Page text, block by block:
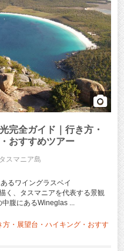
完全ガイド｜行き方・
おすすめツアー
タスマニア島
るワイングラスベイ
く、タスマニアを代表する景観
腹にあるWineglas ...
・展望台・ハイキング・おすす